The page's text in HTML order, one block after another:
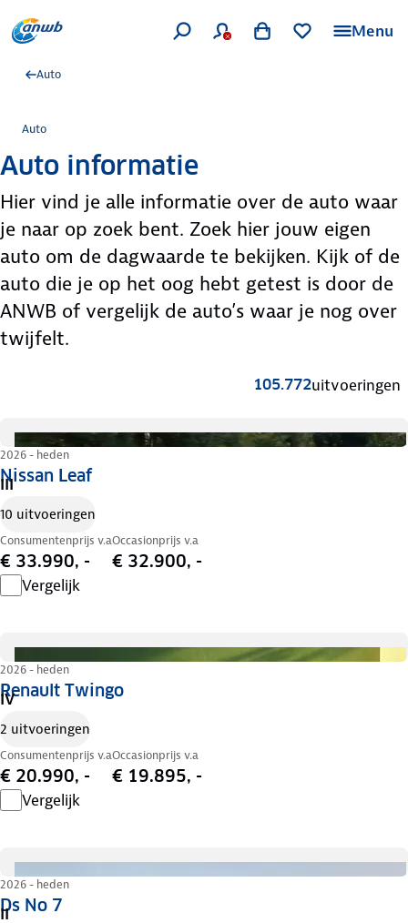
Menu
Auto
Auto
Auto informatie
Hier vind je alle informatie over de auto waar
je naar op zoek bent. Zoek hier jouw eigen
auto om de dagwaarde te bekijken. Kijk of de
auto die je op het oog hebt getest is door de
ANWB of vergelijk de auto’s waar je nog over
twijfelt.
105.772uitvoeringen
Nissan Leaf
2026 - heden
III
10 uitvoeringen
Consumentenprijs v.a
€ 33.990, -
Occasionprijs v.a
€ 32.900, -
Vergelijk
Renault Twingo
2026 - heden
IV
2 uitvoeringen
Consumentenprijs v.a
€ 20.990, -
Occasionprijs v.a
€ 19.895, -
Vergelijk
Ds No 7
2026 - heden
II